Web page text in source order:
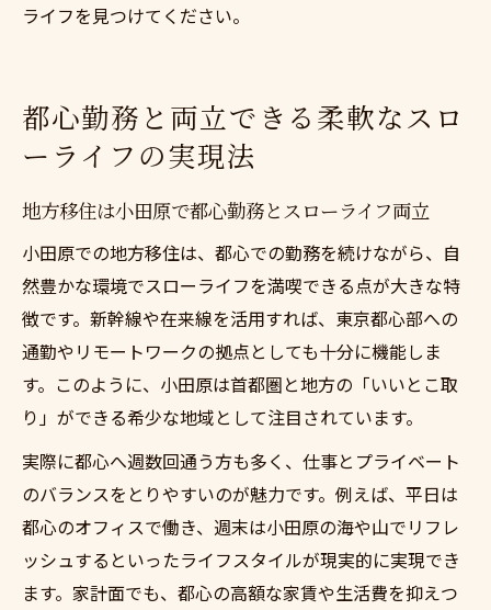
ライフを見つけてください。
都心勤務と両立できる柔軟なスロ
ーライフの実現法
地方移住は小田原で都心勤務とスローライフ両立
小田原での地方移住は、都心での勤務を続けながら、自
然豊かな環境でスローライフを満喫できる点が大きな特
徴です。新幹線や在来線を活用すれば、東京都心部への
通勤やリモートワークの拠点としても十分に機能しま
す。このように、小田原は首都圏と地方の「いいとこ取
り」ができる希少な地域として注目されています。
実際に都心へ週数回通う方も多く、仕事とプライベート
のバランスをとりやすいのが魅力です。例えば、平日は
都心のオフィスで働き、週末は小田原の海や山でリフレ
ッシュするといったライフスタイルが現実的に実現でき
ます。家計面でも、都心の高額な家賃や生活費を抑えつ